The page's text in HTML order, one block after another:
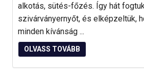
alkotás, sütés-főzés. Így hát
szivárványernyőt, és elképzeltük,
minden kívánság ...
OLVASS TOVÁBB